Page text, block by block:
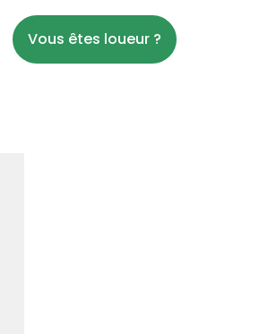
Vous êtes loueur ?